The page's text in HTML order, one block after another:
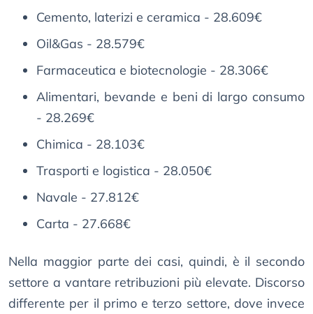
Cemento, laterizi e ceramica - 28.609€
Oil&Gas - 28.579€
Farmaceutica e biotecnologie - 28.306€
Alimentari, bevande e beni di largo consumo
- 28.269€
Chimica - 28.103€
Trasporti e logistica - 28.050€
Navale - 27.812€
Carta - 27.668€
Nella maggior parte dei casi, quindi, è il secondo
settore a vantare retribuzioni più elevate. Discorso
differente per il primo e terzo settore, dove invece